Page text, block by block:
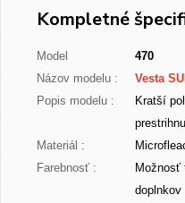
Kompletné
Model
470
Názov modelu :
Vesta
Popis modelu :
Kratší
Materiál :
Farebnosť :
Možnosť
doplnkov